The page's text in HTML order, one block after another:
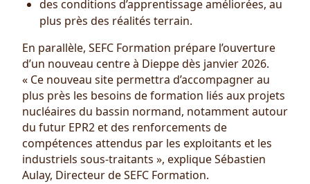
des conditions d’apprentissage améliorées, au
plus près des réalités terrain.
En parallèle, SEFC Formation prépare l’ouverture
d’un nouveau centre à Dieppe dès janvier 2026.
« Ce nouveau site permettra d’accompagner au
plus près les besoins de formation liés aux projets
nucléaires du bassin normand, notamment autour
du futur EPR2 et des renforcements de
compétences attendus par les exploitants et les
industriels sous-traitants », explique Sébastien
Aulay, Directeur de SEFC Formation.